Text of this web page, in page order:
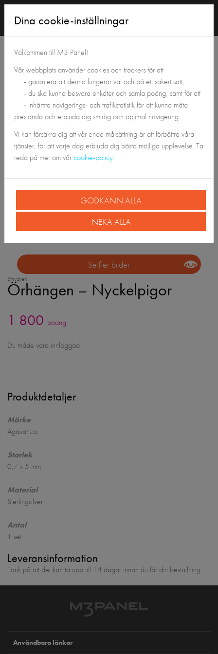
Tillbaka till Panelshoppen
Se fler bilder
Smycken
Örhängen – Nyckelpigor
1 800 poäng
Du måste vara innloggad
Produktdetaljer
Märke
Agavanza
Storlek
0,7 x 5 mm
Material
Sterlingsilver
Antal
1 set
Leveransinformation
Tänk på att det kan ta upp till 14 dagar innan du får din beställning.
Användbara länkar
Dina cookie-inställningar
Välkommen till M3 Panel!
Vår webbplats använder cookies och trackers för att
- garantera att denna fungerar väl och på ett säkert sätt,
- du ska kunna besvara enkäter och samla poäng, samt för att
- inhämta navigerings- och trafikstatistik för att kunna mäta
prestanda och erbjuda dig smidig och optimal navigering.
Vi kan försäkra dig att vår enda målsättning är att förbättra våra
tjänster, för att varje dag erbjuda dig bästa möjliga upplevelse. Ta
reda på mer om vårcookie-policy.
GODKÄNN ALLA
NEKA ALLA